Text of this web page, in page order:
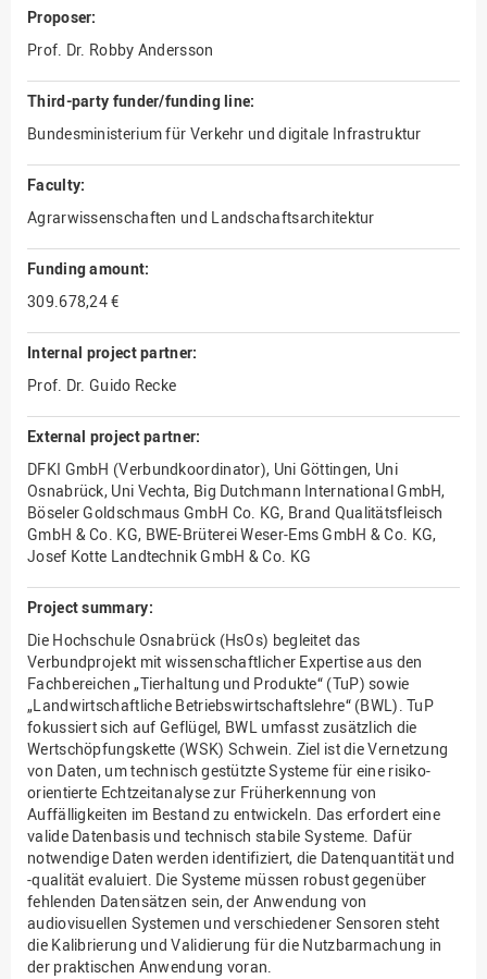
Proposer:
Prof. Dr. Robby Andersson
Third-party funder/funding line:
Bundesministerium für Verkehr und digitale Infrastruktur
Faculty:
Agrarwissenschaften und Landschaftsarchitektur
Funding amount:
309.678,24 €
Internal project partner:
Prof. Dr. Guido Recke
External project partner:
DFKI GmbH (Verbundkoordinator), Uni Göttingen, Uni
Osnabrück, Uni Vechta, Big Dutchmann International GmbH,
Böseler Goldschmaus GmbH Co. KG, Brand Qualitätsfleisch
GmbH & Co. KG, BWE-Brüterei Weser-Ems GmbH & Co. KG,
Josef Kotte Landtechnik GmbH & Co. KG
Project summary:
Die Hochschule Osnabrück (HsOs) begleitet das
Verbundprojekt mit wissenschaftlicher Expertise aus den
Fachbereichen „Tierhaltung und Produkte“ (TuP) sowie
„Landwirtschaftliche Betriebswirtschaftslehre“ (BWL). TuP
fokussiert sich auf Geflügel, BWL umfasst zusätzlich die
Wertschöpfungskette (WSK) Schwein. Ziel ist die Vernetzung
von Daten, um technisch gestützte Systeme für eine risiko-
orientierte Echtzeitanalyse zur Früherkennung von
Auffälligkeiten im Bestand zu entwickeln. Das erfordert eine
valide Datenbasis und technisch stabile Systeme. Dafür
notwendige Daten werden identifiziert, die Datenquantität und
-qualität evaluiert. Die Systeme müssen robust gegenüber
fehlenden Datensätzen sein, der Anwendung von
audiovisuellen Systemen und verschiedener Sensoren steht
die Kalibrierung und Validierung für die Nutzbarmachung in
der praktischen Anwendung voran.